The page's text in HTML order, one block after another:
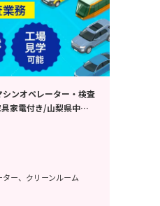
シンオペレーター・検査
家電付き/山梨県中央
ー、クリーンルーム